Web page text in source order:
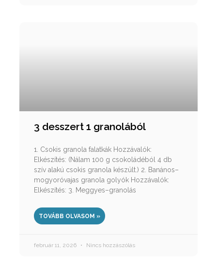
3 desszert 1 granolából
1. Csokis granola falatkák Hozzávalók:
Elkészítés: (Nálam 100 g csokoládéból 4 db
szív alakú csokis granola készült.) 2. Banános–
mogyoróvajas granola golyók Hozzávalók:
Elkészítés: 3. Meggyes–granolás
TOVÁBB OLVASOM »
február 11, 2026 Nincs hozzászólás